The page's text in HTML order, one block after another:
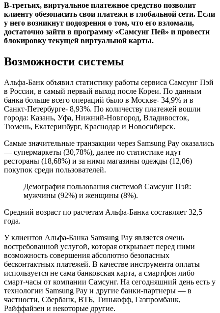
В-третьих, виртуальное платежное средство позволит
клиенту обезопасить свои платежи в глобальной сети. Если
у него возникнут подозрения о том, что его взломали,
достаточно зайти в программу «Самсунг Пей» и провести
блокировку текущей виртуальной карты.
Возможности системы
Альфа-Банк объявил статистику работы сервиса Самсунг Пэй
в России, в самый первый выход после Кореи. По данным
банка больше всего операций было в Москве- 34,9% и в
Санкт-Петербурге- 8,93%. По количеству платежей вошли
города: Казань, Уфа, Нижний-Новгород, Владивосток,
Тюмень, Екатеринбург, Краснодар и Новосибирск.
Самые значительные транзакции через Samsung Pay оказались
— супермаркеты (30,78%), далее по статистике идут
рестораны (18,68%) и за ними магазины одежды (12,06)
покупок среди пользователей.
Демография пользования системой Самсунг Пэй:
мужчины (92%) и женщины (8%).
Средний возраст по расчетам Альфа-Банка составляет 32,5
года.
У клиентов Альфа-Банка Samsung Pay является очень
востребованной услугой, которая открывает перед ними
возможность совершения абсолютно безопасных
бесконтактных платежей. В качестве инструмента оплаты
используется не сама банковская карта, а смартфон либо
смарт-часы от компании Самсунг. На сегодняшний день есть у
технологии Samsung Pay и другие банки-партнеры ― в
частности, Сбербанк, ВТБ, Тинькофф, Газпромбанк,
Райффайзен и некоторые другие.